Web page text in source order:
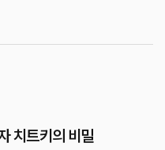
치트키의 비밀